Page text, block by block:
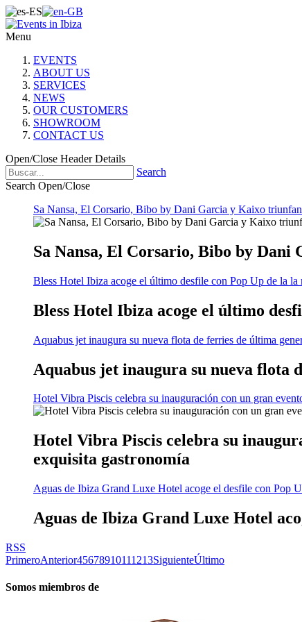
Menu
EVENTS
ABOUT US
SERVICES
NEWS
OUR CUSTOMERS
SHOWROOM
CONTACT US
Open/Close Header Details
Search
Search Open/Close
Sa Nansa, El Corsario, Bibo by Dani Garcia y Kaixo
Sa Nansa, El Corsario, Bibo by
Bless Hotel Ibiza acoge el último desfile con Pop Up de la
Bless Hotel Ibiza acoge el último
Aquabus jet inaugura su nueva flota de ferries de última
Aquabus jet inaugura su nueva flota
Hotel Vibra Piscis celebra su inauguración con un gran
Hotel Vibra Piscis celebra su
exquisita gastronomía
Aguas de Ibiza Grand Luxe Hotel acoge el desfile con Pop
Aguas de Ibiza Grand Luxe Hotel
RSS
PrimeroAnterior45678910111213SiguienteÚltimo
Somos miembros de